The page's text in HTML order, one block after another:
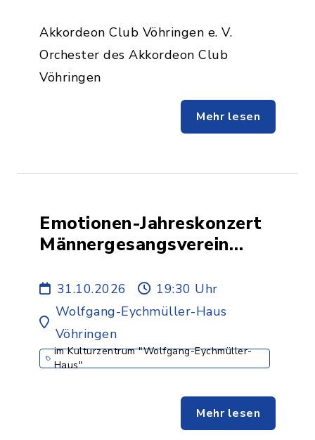
Akkordeon Club Vöhringen e. V.
Orchester des Akkordeon Club
Vöhringen
Mehr lesen
Emotionen-Jahreskonzert
Männergesangsverein
31.10.2026
19:30 Uhr
Wolfgang-Eychmüller-Haus
Vöhringen
im Kulturzentrum "Wolfgang-Eychmüller-
Haus"
Mehr lesen